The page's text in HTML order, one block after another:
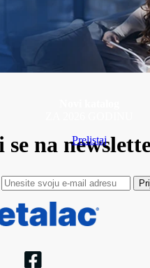
Prelistaj
na